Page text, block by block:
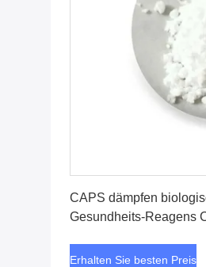
CAPS dämpfen
Gesundheits-Reagens
Erhalten Sie besten Preis